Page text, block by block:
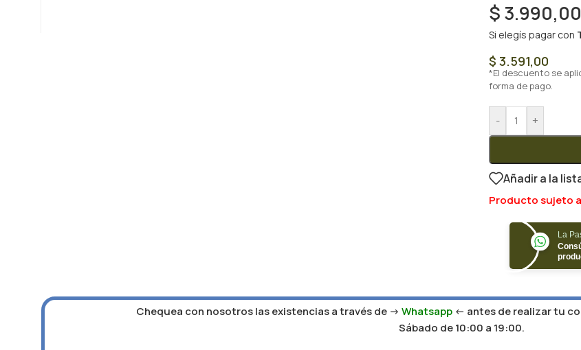
$3.990,00
Si elegís pagar con
$ 3.591,00
*El descuento se
forma de pago.
- +
Añadir a la
Producto sujeto
La
Chequea con nosotros las existencias a través de -> Whatsapp <- antes de realizar tu
Sábado de 10:00 a 19:00.